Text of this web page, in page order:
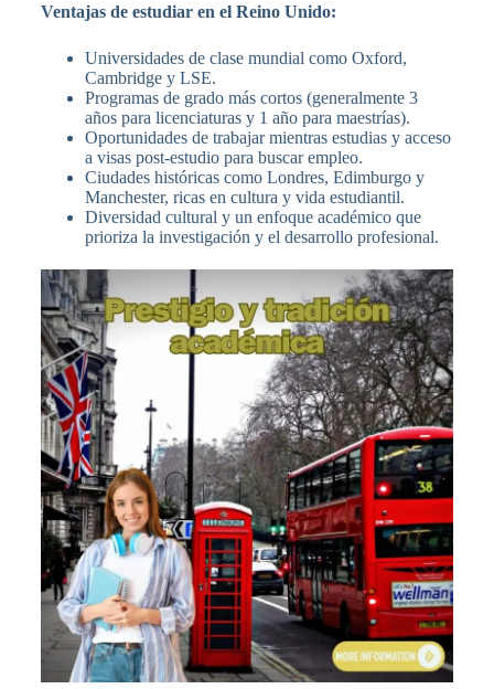
Ventajas de estudiar en el Reino Unido:
Universidades de clase mundial como Oxford,
Cambridge y LSE.
Programas de grado más cortos (generalmente 3
años para licenciaturas y 1 año para maestrías).
Oportunidades de trabajar mientras estudias y acceso
a visas post-estudio para buscar empleo.
Ciudades históricas como Londres, Edimburgo y
Manchester, ricas en cultura y vida estudiantil.
Diversidad cultural y un enfoque académico que
prioriza la investigación y el desarrollo profesional.